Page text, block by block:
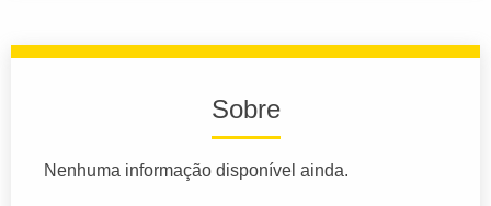
Sobre
Nenhuma informação disponível ainda.